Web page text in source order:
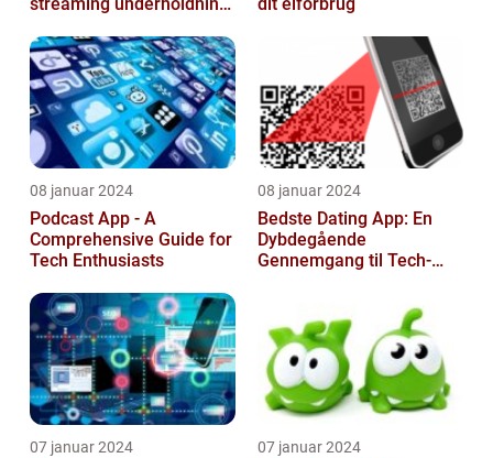
08 januar 2024
Podcast App - A
Comprehensive Guide for
Tech Enthusiasts
08 januar 2024
Bedste Dating App: En
Dybdegående
Gennemgang til Tech-
07 januar 2024 07 januar 2024